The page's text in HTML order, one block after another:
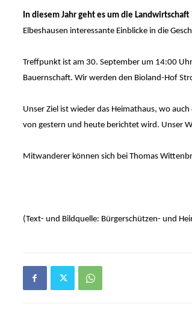
In diesem Jahr geht es um die
Elbeshausen interessante Einblicke in die
Treffpunkt ist am 30. September um 14:00
Bauernschaft. Wir werden den Bioland-Hof
Unser Ziel ist wieder das Heimathaus, wo
von gestern und heute berichtet wird. Unser
Mitwanderer können sich bei Thomas
(Text- und Bildquelle: Bürgerschützen- und